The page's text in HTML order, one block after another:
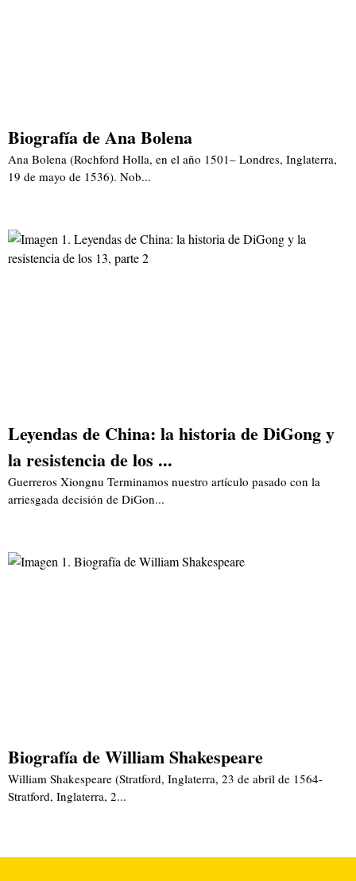
Biografía de Ana Bolena
Ana Bolena (Rochford Holla, en el año 1501– Londres, Inglaterra,
19 de mayo de 1536). Nob...
Leyendas de China: la historia de DiGong y
la resistencia de los ...
Guerreros Xiongnu Terminamos nuestro artículo pasado con la
arriesgada decisión de DiGon...
Biografía de William Shakespeare
William Shakespeare (Stratford, Inglaterra, 23 de abril de 1564-
Stratford, Inglaterra, 2...